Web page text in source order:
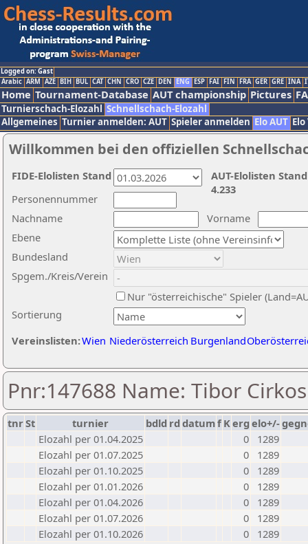
Logged on: Gast
Arabic ARM AZE BIH BUL CAT CHN CRO CZE DEN ENG ESP FAI FIN FRA GER GRE INA
Home Tournament-Database AUT championship Pictures
Turnierschach-Elozahl Schnellschach-Elozahl
Allgemeines Turnier anmelden: AUT Spieler anmelden Elo AUT
Willkommen bei den offiziellen
Nachname
Vorname
Ebene
Sortierung
Personennummer
Bundesland
Spgem./Kreis/Verein
Nur "österreichische" Spieler
Vereinslisten:Wien Niederösterreich Burgenland
AUT-Elolisten
4.233
FIDE-Elolisten Stand
Pnr:147688 Name: Tibor Cirkos
tnrSt turnier bdld rd datumf Kerg elo+/-
Elozahl per 01.04.2025
0
1289
Elozahl per 01.07.2025
0
1289
Elozahl per 01.10.2025
0
1289
Elozahl per 01.01.2026
0
1289
Elozahl per 01.04.2026
0
1289
Elozahl per 01.07.2026
0
1289
Elozahl per 01.10.2026
0 1289